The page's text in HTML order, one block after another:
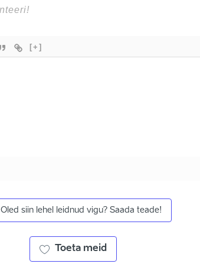
[+]
Oled siin lehel leidnud vigu? Saada teade!
Toeta meid